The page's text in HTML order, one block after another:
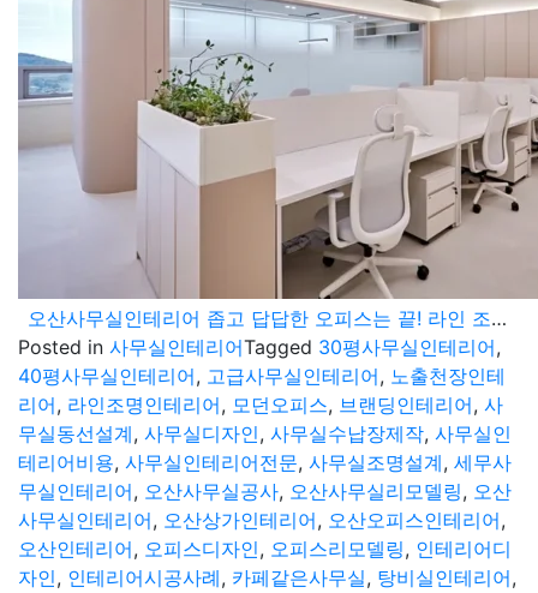
오산사무실인테리어 좁고 답답한 오피스는 끝! 라인 조명으로 확장감을 더한 영리한 디자인
Posted in 사무실인테리어Tagged 30평사무실인테리어,
40평사무실인테리어, 고급사무실인테리어, 노출천장인테
리어, 라인조명인테리어, 모던오피스, 브랜딩인테리어, 사
무실동선설계, 사무실디자인, 사무실수납장제작, 사무실인
테리어비용, 사무실인테리어전문, 사무실조명설계, 세무사
무실인테리어, 오산사무실공사, 오산사무실리모델링, 오산
사무실인테리어, 오산상가인테리어, 오산오피스인테리어,
오산인테리어, 오피스디자인, 오피스리모델링, 인테리어디
자인, 인테리어시공사례, 카페같은사무실, 탕비실인테리어,